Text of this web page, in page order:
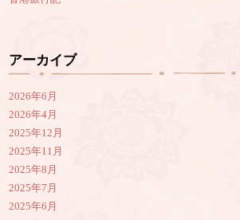
アーカイブ
2026年6月
2026年4月
2025年12月
2025年11月
2025年8月
2025年7月
2025年6月